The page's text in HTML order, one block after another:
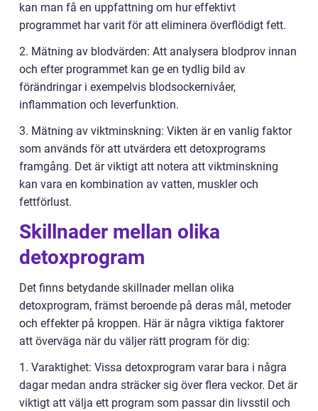
kan man få en uppfattning om hur effektivt
programmet har varit för att eliminera överflödigt fett.
2. Mätning av blodvärden: Att analysera blodprov innan
och efter programmet kan ge en tydlig bild av
förändringar i exempelvis blodsockernivåer,
inflammation och leverfunktion.
3. Mätning av viktminskning: Vikten är en vanlig faktor
som används för att utvärdera ett detoxprograms
framgång. Det är viktigt att notera att viktminskning
kan vara en kombination av vatten, muskler och
fettförlust.
Skillnader mellan olika
detoxprogram
Det finns betydande skillnader mellan olika
detoxprogram, främst beroende på deras mål, metoder
och effekter på kroppen. Här är några viktiga faktorer
att överväga när du väljer rätt program för dig:
1. Varaktighet: Vissa detoxprogram varar bara i några
dagar medan andra sträcker sig över flera veckor. Det är
viktigt att välja ett program som passar din livsstil och